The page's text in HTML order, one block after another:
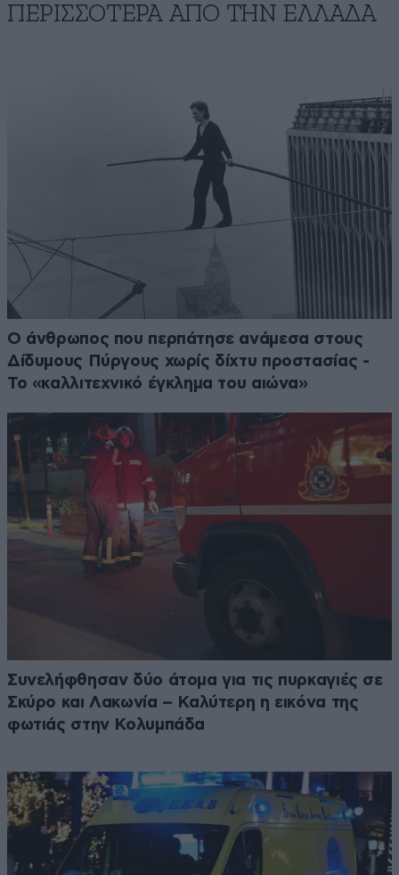
ΠΕΡΙΣΣΟΤΕΡΑ ΑΠΟ ΤΗΝ ΕΛΛΑΔΑ
Ο άνθρωπος που περπάτησε ανάμεσα στους
Δίδυμους Πύργους χωρίς δίχτυ προστασίας -
Το «καλλιτεχνικό έγκλημα του αιώνα»
Συνελήφθησαν δύο άτομα για τις πυρκαγιές σε
Σκύρο και Λακωνία – Καλύτερη η εικόνα της
φωτιάς στην Κολυμπάδα